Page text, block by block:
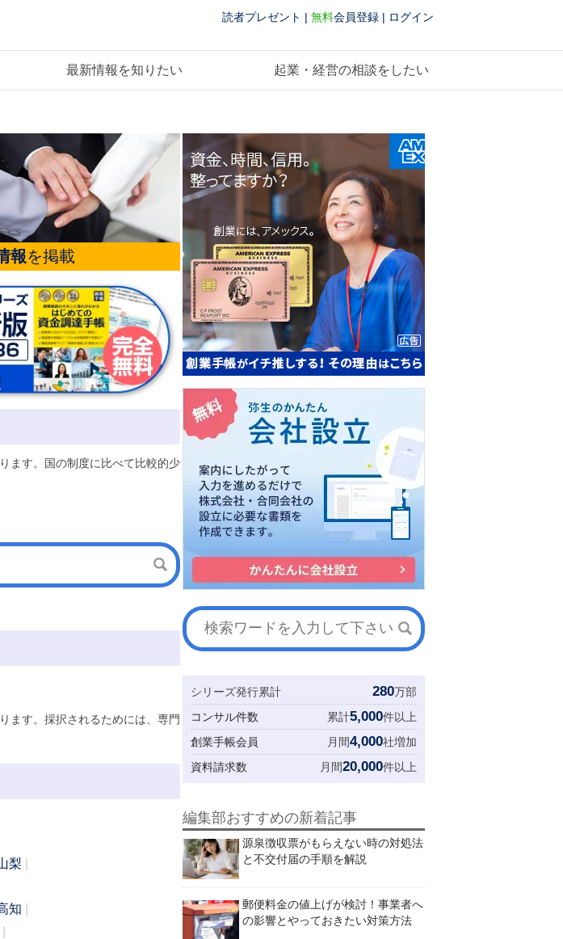
読者プレゼント | 無料会員登録 | ログイン
最新情報を知りたい 起業・経営の相談をしたい
報を掲載
ます。国の制度に比べて比較的少
ます。採択されるためには、専門
梨
知
シリーズ発行累計 280万部
コンサル件数
累計5,000件以上
創業手帳会員
月間4,000社増加
資料請求数
月間20,000件以上
編集部おすすめの新着記事
源泉徴収票がもらえない時の対処法
と不交付届の手順を解説
郵便料金の値上げが検討！事業者へ
の影響とやっておきたい対策方法